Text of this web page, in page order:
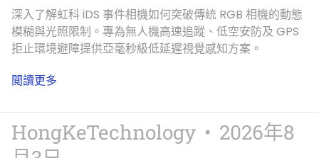
深入了解虹科 iDS 事件相機如何突破傳統 RGB 相機的動態
模糊與光照限制。專為無人機高速追蹤、低空安防及 GPS
拒止環境避障提供亞毫秒級低延遲視覺感知方案。
閲讀更多
HongKeTechnology
2026年8